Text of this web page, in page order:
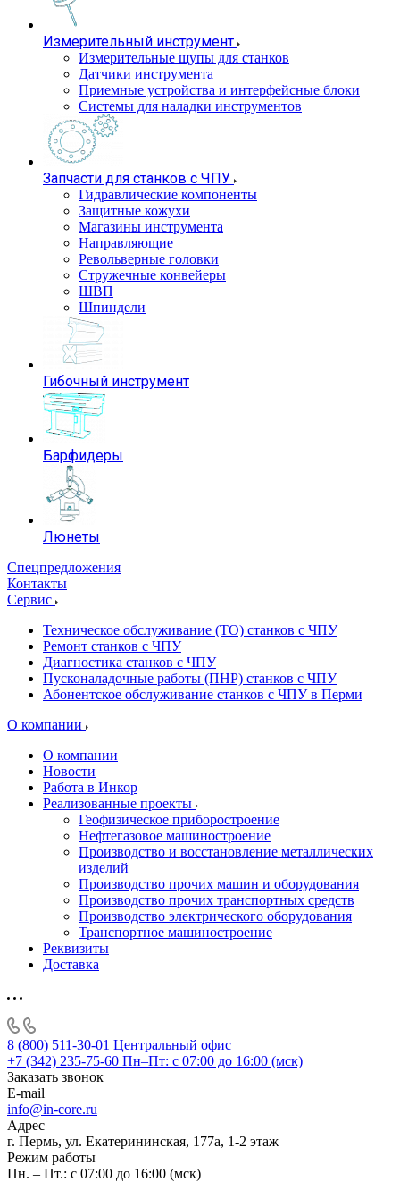
Измерительный инструмент
Измерительные щупы для станков
Датчики инструмента
Приемные устройства и интерфейсные блоки
Системы для наладки инструментов
Запчасти для станков с ЧПУ
Гидравлические компоненты
Защитные кожухи
Магазины инструмента
Направляющие
Револьверные головки
Стружечные конвейеры
ШВП
Шпиндели
Гибочный инструмент
Барфидеры
Люнеты
Спецпредложения
Контакты
Сервис
Техническое обслуживание (ТО) станков с ЧПУ
Ремонт станков с ЧПУ
Диагностика станков с ЧПУ
Пусконаладочные работы (ПНР) станков с ЧПУ
Абонентское обслуживание станков с ЧПУ в Перми
О компании
О компании
Новости
Работа в Инкор
Реализованные проекты
Геофизическое приборостроение
Нефтегазовое машиностроение
Производство и восстановление металлических
изделий
Производство прочих машин и оборудования
Производство прочих транспортных средств
Производство электрического оборудования
Транспортное машиностроение
Реквизиты
Доставка
8 (800) 511-30-01 Центральный офис
+7 (342) 235-75-60 Пн–Пт: с 07:00 до 16:00 (мск)
Заказать звонок
E-mail
info@in-core.ru
Адрес
г. Пермь, ул. ​Екатерининская, 177а, ​1-2 этаж
Режим работы
Пн. – Пт.: с 07:00 до 16:00 (мск)